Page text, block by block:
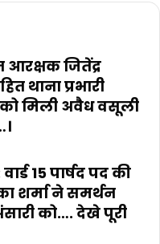
आरक्षक जितेंद्र
थाना प्रभारी
मिली अवैध वसूली
15 पार्षद पद की
शर्मा ने समर्थन
को…. देखे पूरी